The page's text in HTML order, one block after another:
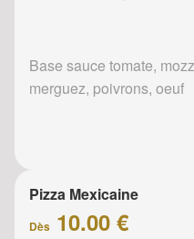
Base sauce tomate,
merguez, poivrons, oeuf
Pizza Mexicaine
Dès 10.00 €